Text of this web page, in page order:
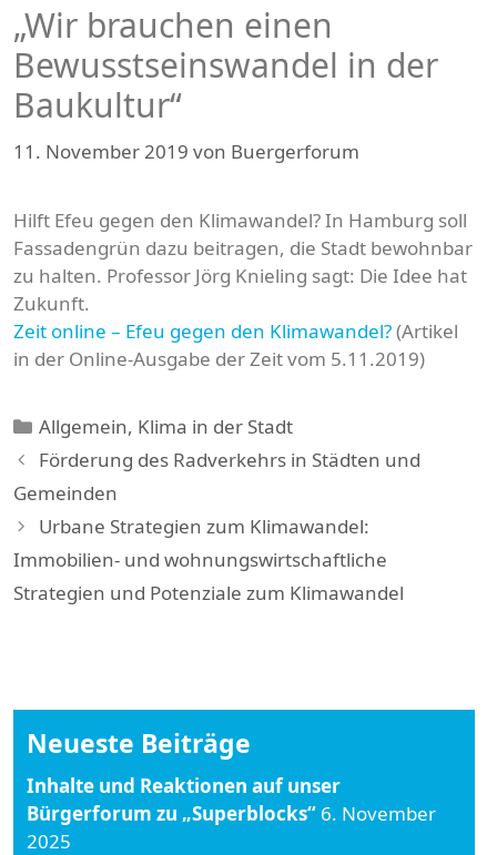
„Wir brauchen einen
Bewusstseinswandel in der
Baukultur“
11. November 2019 von Buergerforum
Hilft Efeu gegen den Klimawandel? In Hamburg soll
Fassadengrün dazu beitragen, die Stadt bewohnbar
zu halten. Professor Jörg Knieling sagt: Die Idee hat
Zukunft.
Zeit online – Efeu gegen den Klimawandel?(Artikel
in der Online-Ausgabe der Zeit vom 5.11.2019)
Kategorien
Allgemein, Klima in der Stadt
Förderung des Radverkehrs in Städten und
Gemeinden
Urbane Strategien zum Klimawandel:
Immobilien- und wohnungswirtschaftliche
Strategien und Potenziale zum Klimawandel
Neueste Beiträge
Inhalte und Reaktionen auf unser
Bürgerforum zu „Superblocks“ 6. November
2025